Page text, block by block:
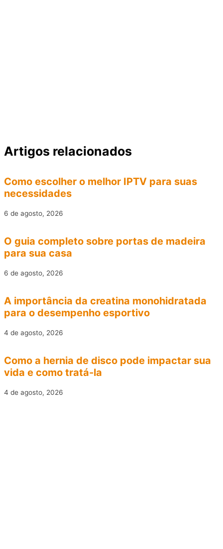
Artigos relacionados
Como escolher o melhor IPTV para suas
necessidades
6 de agosto, 2026
O guia completo sobre portas de madeira
para sua casa
6 de agosto, 2026
A importância da creatina monohidratada
para o desempenho esportivo
4 de agosto, 2026
Como a hernia de disco pode impactar sua
vida e como tratá-la
4 de agosto, 2026